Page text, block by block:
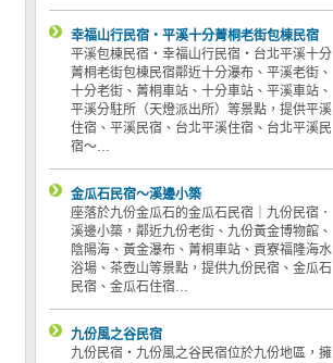
幸福山行民宿・平溪十分菁桐老街包棟民宿
平溪包棟民宿・幸福山行民宿・台北平溪十分
菁桐老街包棟民宿鄰近十分瀑布、平溪老街、
十分老街、菁桐車站、十分車站、平溪車站、
平溪分駐所（天燈派出所）等景點，提供平溪
住宿、平溪民宿、台北平溪住宿、台北平溪民
宿～…
金瓜石民宿～溪邊小築
座落於九份金瓜石的金瓜石民宿｜九份民宿．
溪邊小築，鄰近九份老街、九份黃金博物館、
陰陽海、黃金瀑布、菁桐車站、貢寮福隆海水
浴場、茶壺山等景點，提供九份民宿、金瓜石
民宿、金瓜石住宿…
九份風之谷民宿
九份民宿‧九份風之谷民宿位於九份地區，擁